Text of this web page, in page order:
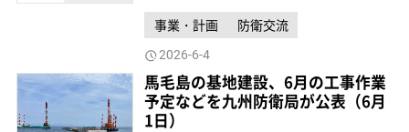
事業・計画 防衛交流
2026-6-4
馬毛島の基地建設、6月の工事作業
予定などを九州防衛局が公表（6月
1日）